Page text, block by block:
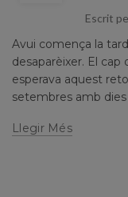
Escrit
Avui comença la
desaparèixer. El cap
esperava aquest
setembres amb
Llegir Més